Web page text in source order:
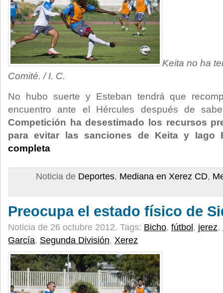
Keita no ha
Comité. / I. C.
No hubo suerte y Esteban tendrá que
encuentro ante el Hércules después de
Competición ha desestimado los recursos
para evitar las sanciones de Keita y Iago
completa
Noticia de Deportes, Mediana en Xerez CD,
Preocupa el estado físico de
Noticia de 26 octubre 2012. Tags: Bicho, fútbol , jerez,
García, Segunda División, Xerez